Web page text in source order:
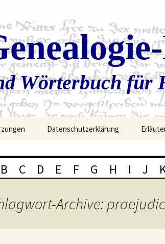
Wörterbuch für
Datenschutzerklärung
B C D E F G H I J
Archive: